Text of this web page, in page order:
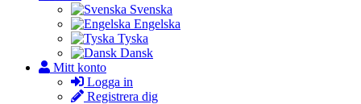
Svenska
Engelska
Tyska
Dansk
Mitt konto
Logga in
Registrera dig